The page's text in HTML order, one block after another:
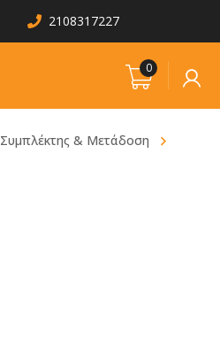
2108317227
0
Συμπλέκτης & Μετάδοση